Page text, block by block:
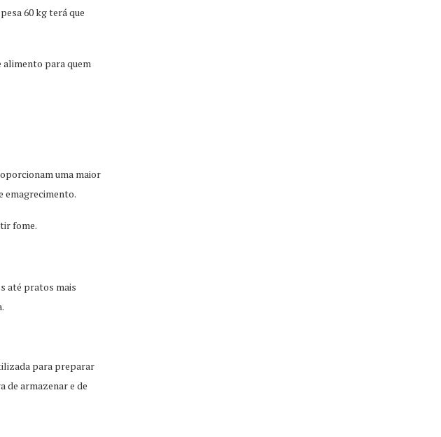
60 kg terá que
alimento para quem
uma maior
emagrecimento.
fome.
até pratos mais
para preparar
de armazenar e de